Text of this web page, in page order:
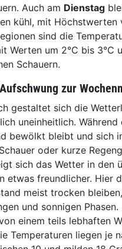
Auch am Dienstag
kühl, mit Höchstwerten
sind die
Werten um 2°C bis 3°C
Schauern.
zur
gestaltet sich die
uneinheitlich. Während
bewölkt bleibt und sich
oder kurze
sich das Wetter in den
etwas freundlicher. Hier
meist trocken
und sonnigen
einem teils lebhaften
Temperaturen liegen je